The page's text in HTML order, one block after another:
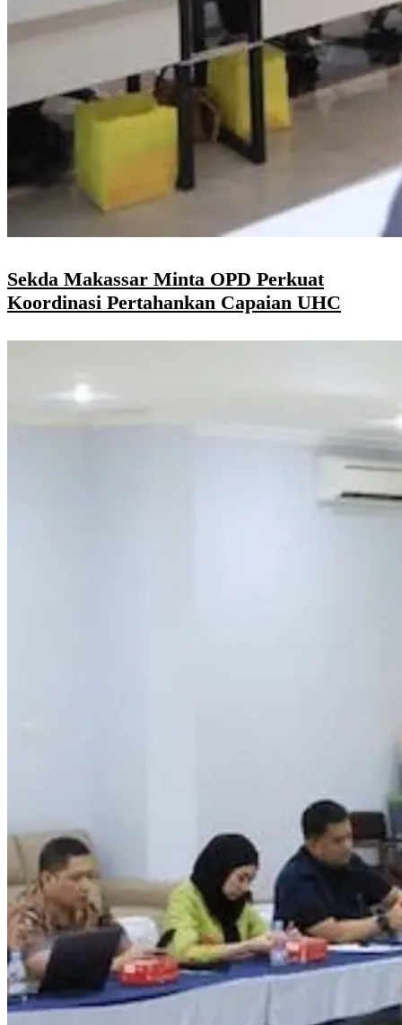
Sekda Makassar Minta OPD Perkuat
Koordinasi Pertahankan Capaian UHC